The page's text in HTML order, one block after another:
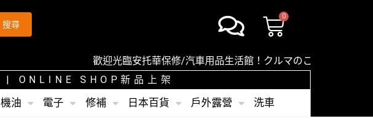
搜尋
歡迎光臨安托華保修/汽車用品生活館！クルマのことならオートバッ
| ONLINE SHOP新品上架
機油 電子 修補 日本百貨 戶外露營 洗車